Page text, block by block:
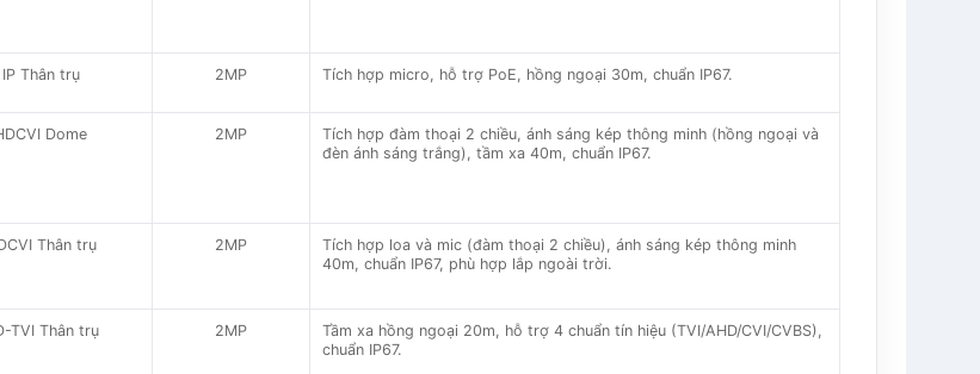
IP Thân trụ 2MP Tích hợp micro, hỗ trợ PoE, hồng ngoại 30m, chuẩn IP67.
Dome 2MP
Tích hợp đàm thoại 2 chiều, ánh sáng kép thông minh (hồng ngoại và
đèn ánh sáng trắng), tầm xa 40m, chuẩn IP67.
Thân trụ 2MP
Tích hợp loa và mic (đàm thoại 2 chiều), ánh sáng kép thông minh
40m, chuẩn IP67, phù hợp lắp ngoài trời.
TVI Thân trụ 2MP
Tầm xa hồng ngoại 20m, hỗ trợ 4 chuẩn tín hiệu (TVI/AHD/CVI/CVBS),
chuẩn IP67.